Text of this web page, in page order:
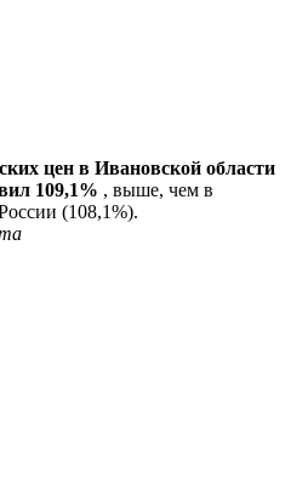
цен в Ивановской области
109,1% , выше, чем в
(108,1%).